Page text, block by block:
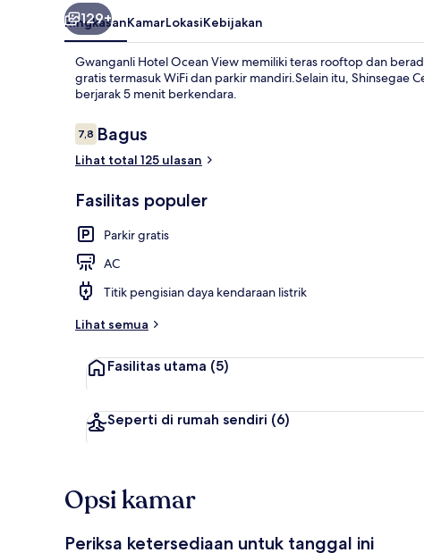
129+
RingkasanKamarLokasiKebijakan
Gwanganli Hotel Ocean View memiliki teras rooftop dan
gratis termasuk WiFi dan parkir mandiri.Selain itu, Shinsegae
berjarak 5 menit berkendara.
Ulasan
7,87,8 dari 10
Bagus
Lihat total 125 ulasan
Fasilitas populer
Parkir gratis
AC
Titik pengisian daya kendaraan listrik
Lihat semua
Fasilitas utama (5)
Seperti di rumah sendiri (6)
Opsi kamar
Periksa ketersediaan untuk tanggal ini